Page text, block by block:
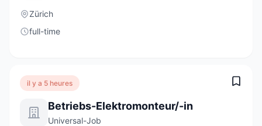
Zürich
full-time
il y a 5 heures
Betriebs-Elektromonteur/-in
Universal-Job